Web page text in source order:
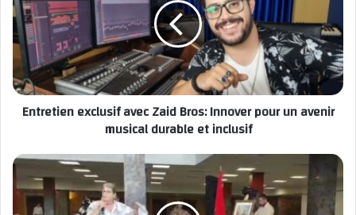
L'USYM célèbre sa montée en division d'élite
Entretien exclusif avec Zaid Bros: Innover pour un avenir
musical durable et inclusif